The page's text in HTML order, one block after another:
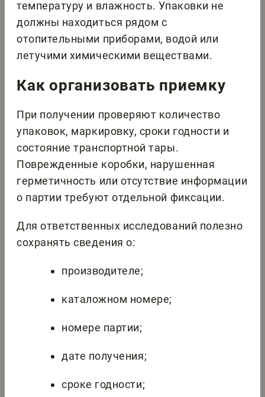
температуру и влажность. Упаковки не
должны находиться рядом с
отопительными приборами, водой или
летучими химическими веществами.
Как организовать приемку
При получении проверяют количество
упаковок, маркировку, сроки годности и
состояние транспортной тары.
Поврежденные коробки, нарушенная
герметичность или отсутствие информации
о партии требуют отдельной фиксации.
Для ответственных исследований полезно
сохранять сведения о:
производителе;
каталожном номере;
номере партии;
дате получения;
сроке годности;